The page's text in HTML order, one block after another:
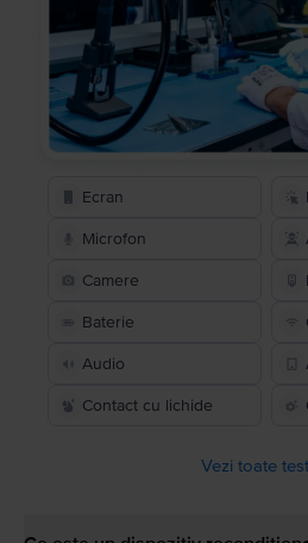
Ecran
Microfon
Camere
Baterie
Audio
Contact cu lichide
Vezi toate